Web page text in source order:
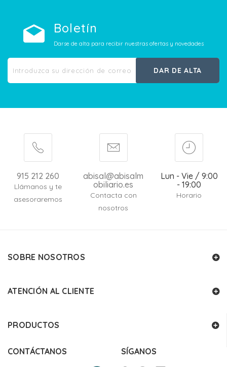
Boletín
Darse de alta para recibir nuestras ofertas y novedades
DAR DE ALTA
915 212 260
Llámanos y te
asesoraremos
abisal@abisalm
obiliario.es
Contacta con
nosotros
Lun - Vie / 9:00
- 19:00
Horario
SOBRE NOSOTROS
ATENCIÓN AL CLIENTE
PRODUCTOS
CONTÁCTANOS SÍGANOS